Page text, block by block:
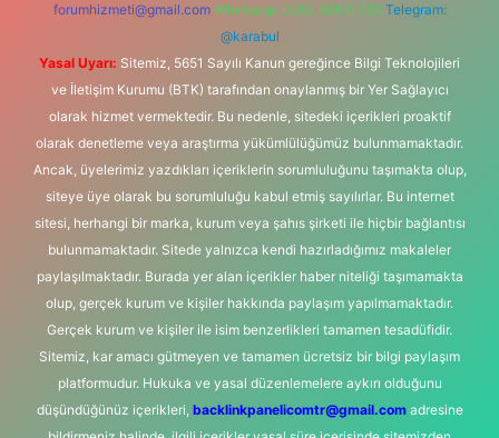
forumhizmeti@gmail.com Whatsapp: 0262 606 0 726 Telegram:
@karabul
Yasal Uyarı: Sitemiz, 5651 Sayılı Kanun gereğince Bilgi Teknolojileri
ve İletişim Kurumu (BTK) tarafından onaylanmış bir Yer Sağlayıcı
olarak hizmet vermektedir. Bu nedenle, sitedeki içerikleri proaktif
olarak denetleme veya araştırma yükümlülüğümüz bulunmamaktadır.
Ancak, üyelerimiz yazdıkları içeriklerin sorumluluğunu taşımakta olup,
siteye üye olarak bu sorumluluğu kabul etmiş sayılırlar. Bu internet
sitesi, herhangi bir marka, kurum veya şahıs şirketi ile hiçbir bağlantısı
bulunmamaktadır. Sitede yalnızca kendi hazırladığımız makaleler
paylaşılmaktadır. Burada yer alan içerikler haber niteliği taşımamakta
olup, gerçek kurum ve kişiler hakkında paylaşım yapılmamaktadır.
Gerçek kurum ve kişiler ile isim benzerlikleri tamamen tesadüfidir.
Sitemiz, kar amacı gütmeyen ve tamamen ücretsiz bir bilgi paylaşım
platformudur. Hukuka ve yasal düzenlemelere aykırı olduğunu
düşündüğünüz içerikleri, backlinkpanelicomtr@gmail.comadresine